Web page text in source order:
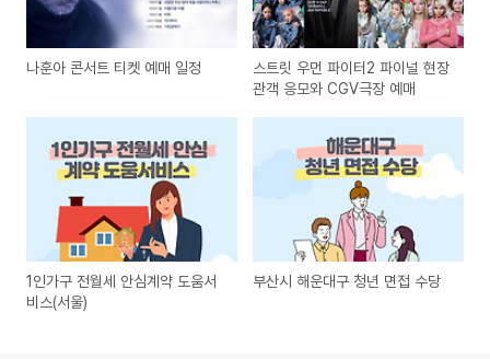
나훈아 콘서트 티켓 예매 일정
스트릿 우먼 파이터2 파이널 현장
관객 응모와 CGV극장 예매
1인가구 전월세 안심계약 도움서
비스(서울)
부산시 해운대구 청년 면접 수당